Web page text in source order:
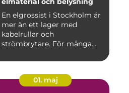
En elgrossist i Stockholm är
mer än ett lager med
kabelrullar och
strömbrytare. För många
01. maj